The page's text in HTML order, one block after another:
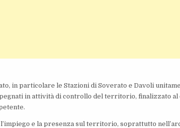
in particolare le Stazioni di Soverato e Davoli
in attività di controllo del territorio, finalizzato al
e la presenza sul territorio, soprattutto